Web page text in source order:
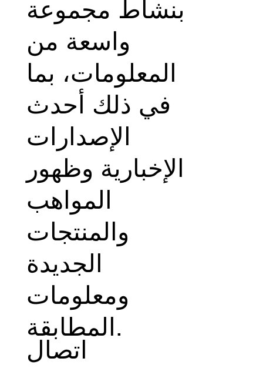
بنشاط مجموعة
واسعة من
المعلومات، بما
في ذلك أحدث
الإصدارات
الإخبارية وظهور
المواهب
والمنتجات
الجديدة
ومعلومات
المطابقة.
اتصال